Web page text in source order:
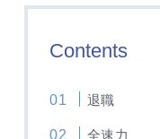
Contents
退職
全速力